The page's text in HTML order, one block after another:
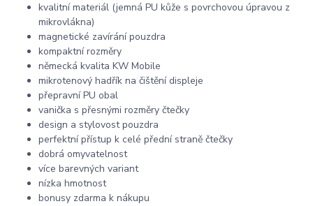
kvalitní materiál (jemná PU kůže s povrchovou úpravou z
mikrovlákna)
magnetické zavírání pouzdra
kompaktní rozměry
německá kvalita KW Mobile
mikrotenový hadřík na čištění displeje
přepravní PU obal
vanička s přesnými rozměry čtečky
design a stylovost pouzdra
perfektní přístup k celé přední straně čtečky
dobrá omyvatelnost
více barevných variant
nízka hmotnost
bonusy zdarma k nákupu